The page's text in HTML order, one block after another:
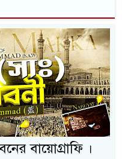
বায়োগ্রাফি ।